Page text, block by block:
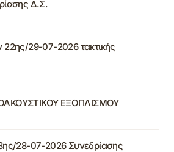
Δ.Σ.
29-07-2026 τακτικής
ΕΞΟΠΛΙΣΜΟΥ
28-07-2026 Συνεδρίασης